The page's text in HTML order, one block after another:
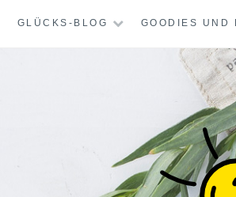
GLÜCKS-BLOG GOODIES UND